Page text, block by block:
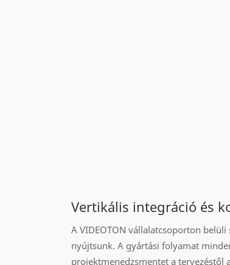
Vertikális integráció és
A VIDEOTON vállalatcsoporton
nyújtsunk. A gyártási folyamat
projektmenedzsmentet a tervezéstől